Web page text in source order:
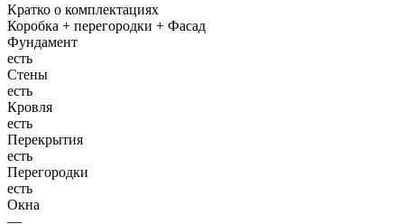
Кратко о комплектациях
Коробка + перегородки + Фасад
Фундамент
есть
Стены
есть
Кровля
есть
Перекрытия
есть
Перегородки
есть
Окна
—